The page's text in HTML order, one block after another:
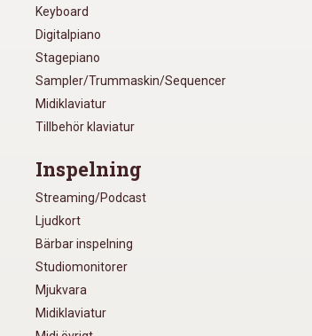
Keyboard
Digitalpiano
Stagepiano
Sampler/Trummaskin/Sequencer
Midiklaviatur
Tillbehör klaviatur
Inspelning
Streaming/Podcast
Ljudkort
Bärbar inspelning
Studiomonitorer
Mjukvara
Midiklaviatur